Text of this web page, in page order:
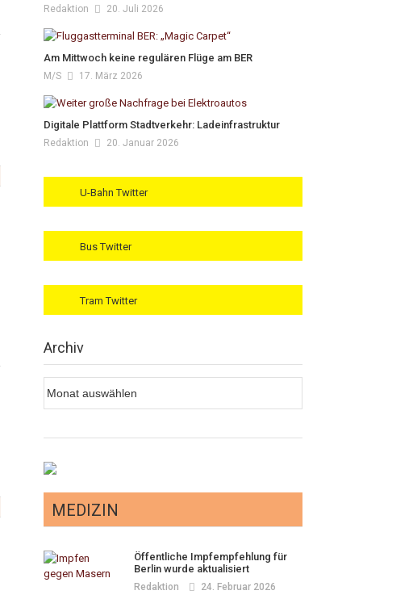
Redaktion 20. Juli 2026
Am Mittwoch keine regulären Flüge am BER
M/s 17. März 2026
Digitale Plattform Stadtverkehr: Ladeinfrastruktur
Redaktion 20. Januar 2026
U-Bahn Twitter
Bus Twitter
Tram Twitter
Archiv
MEDIZIN
Öffentliche Impfempfehlung für
Berlin wurde aktualisiert
Redaktion 24. Februar 2026